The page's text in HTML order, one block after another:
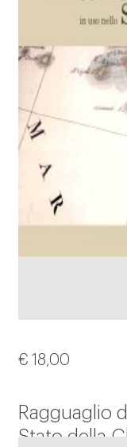
Ragguaglio
Stato della
€ 18,00